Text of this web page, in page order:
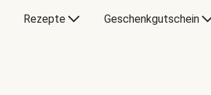
Rezepte Geschenkgutschein